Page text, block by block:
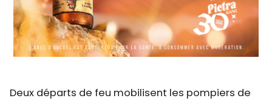
Deux départs de feu mobilisent les pompiers de